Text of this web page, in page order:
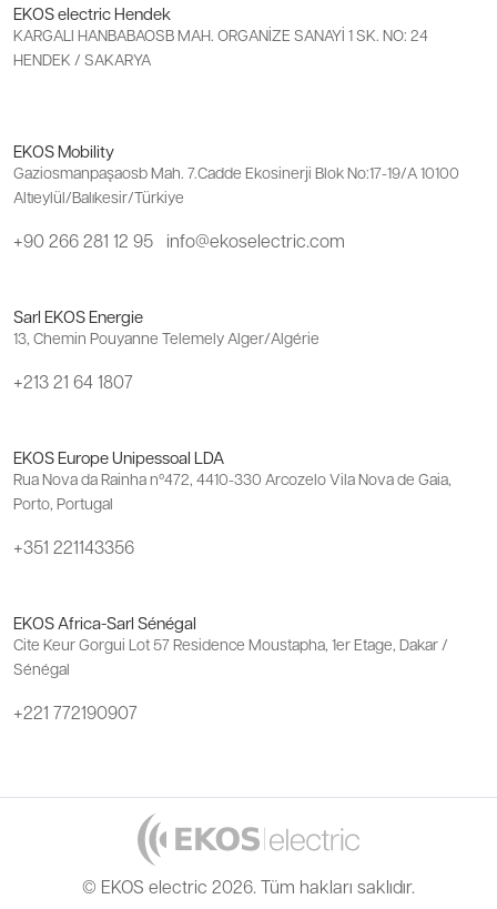
EKOS electric Hendek
KARGALI HANBABAOSB MAH. ORGANİZE SANAYİ 1 SK. NO: 24
HENDEK / SAKARYA
EKOS Mobility
Gaziosmanpaşaosb Mah. 7.Cadde Ekosinerji Blok No:17-19/A 10100
Altıeylül/Balıkesir/Türkiye
+90 266 281 12 95 info@ekoselectric.com
Sarl EKOS Energie
13, Chemin Pouyanne Telemely Alger/Algérie
+213 21 64 1807
EKOS Europe Unipessoal LDA
Rua Nova da Rainha nº472, 4410-330 Arcozelo Vila Nova de Gaia,
Porto, Portugal
+351 221143356
EKOS Africa-Sarl Sénégal
Cite Keur Gorgui Lot 57 Residence Moustapha, 1er Etage, Dakar /
Sénégal
+221 772190907
© EKOS electric 2026. Tüm hakları saklıdır.